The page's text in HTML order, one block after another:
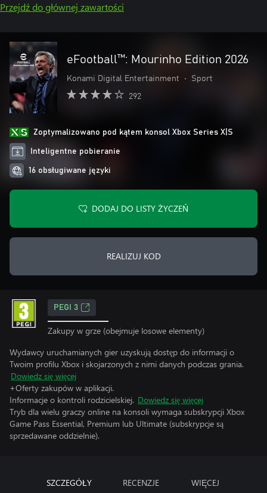
Przejdź do głównej zawartości
eFootball™: Mourinho Edition 2026
Konami Digital Entertainment • Sport
292
Zoptymalizowano pod kątem konsol Xbox Series X|S
Inteligentne pobieranie
16 obsługiwane języki
DODAJ DO LISTY ŻYCZEŃ
REALIZUJ KOD
PEGI 3
Zakupy w grze (obejmuje losowe elementy)
Wydawcy uruchamianych gier uzyskują dostęp do informacji o
Twoim profilu Xbox i skojarzonych z nimi danych podczas grania.
Dowiedz się więcej
+Oferty zakupów w aplikacji.
Informacje o kontroli rodzicielskiej. Dowiedz się więcej
Tryb dla wielu graczy online na konsoli wymaga subskrypcji Xbox
Game Pass Essential, Premium lub Ultimate (subskrypcje są
sprzedawane oddzielnie).
SZCZEGÓŁY RECENZJE WIĘCEJ